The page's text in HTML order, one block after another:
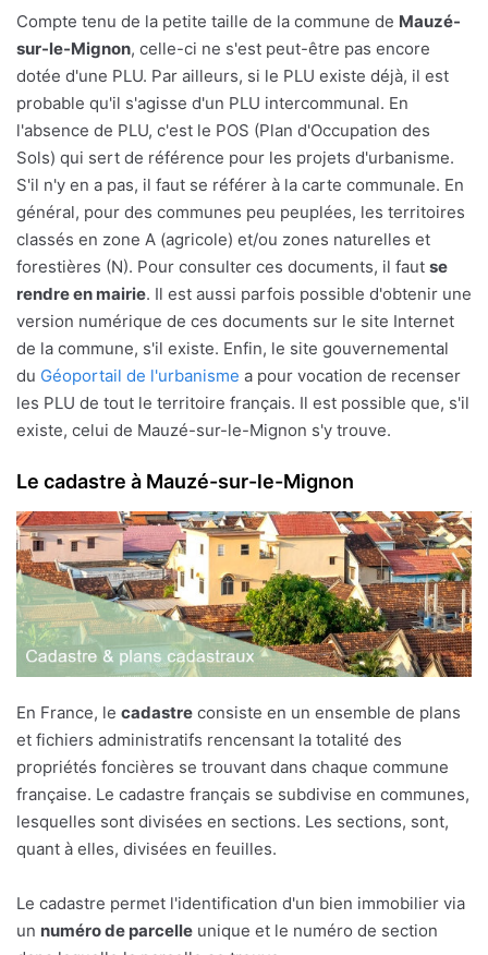
Compte tenu de la petite taille de la commune de Mauzé-
sur-le-Mignon, celle-ci ne s'est peut-être pas encore
dotée d'une PLU. Par ailleurs, si le PLU existe déjà, il est
probable qu'il s'agisse d'un PLU intercommunal. En
l'absence de PLU, c'est le POS (Plan d'Occupation des
Sols) qui sert de référence pour les projets d'urbanisme.
S'il n'y en a pas, il faut se référer à la carte communale. En
général, pour des communes peu peuplées, les territoires
classés en zone A (agricole) et/ou zones naturelles et
forestières (N). Pour consulter ces documents, il faut se
rendre en mairie. Il est aussi parfois possible d'obtenir une
version numérique de ces documents sur le site Internet
de la commune, s'il existe. Enfin, le site gouvernemental
du Géoportail de l'urbanisme a pour vocation de recenser
les PLU de tout le territoire français. Il est possible que, s'il
existe, celui de Mauzé-sur-le-Mignon s'y trouve.
Le cadastre à Mauzé-sur-le-Mignon
En France, le cadastre consiste en un ensemble de plans
et fichiers administratifs rencensant la totalité des
propriétés foncières se trouvant dans chaque commune
française. Le cadastre français se subdivise en communes,
lesquelles sont divisées en sections. Les sections, sont,
quant à elles, divisées en feuilles.
Le cadastre permet l'identification d'un bien immobilier via
un numéro de parcelle unique et le numéro de section